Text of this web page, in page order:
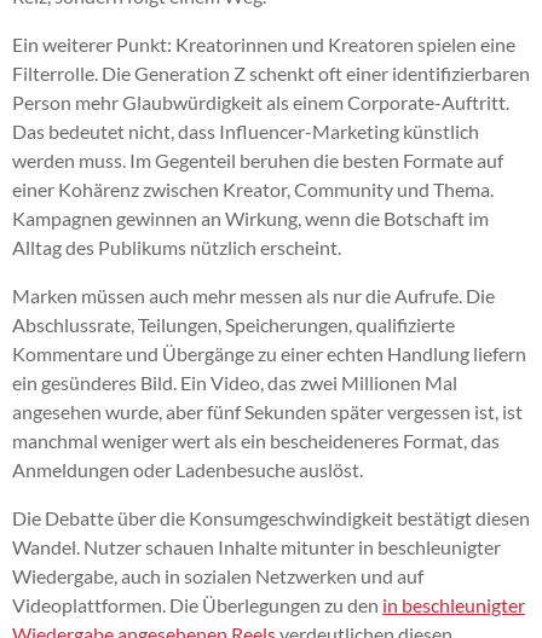
Ein weiterer Punkt: Kreatorinnen und Kreatoren spielen eine
Filterrolle. Die Generation Z schenkt oft einer identifizierbaren
Person mehr Glaubwürdigkeit als einem Corporate-Auftritt.
Das bedeutet nicht, dass Influencer-Marketing künstlich
werden muss. Im Gegenteil beruhen die besten Formate auf
einer Kohärenz zwischen Kreator, Community und Thema.
Kampagnen gewinnen an Wirkung, wenn die Botschaft im
Alltag des Publikums nützlich erscheint.
Marken müssen auch mehr messen als nur die Aufrufe. Die
Abschlussrate, Teilungen, Speicherungen, qualifizierte
Kommentare und Übergänge zu einer echten Handlung liefern
ein gesünderes Bild. Ein Video, das zwei Millionen Mal
angesehen wurde, aber fünf Sekunden später vergessen ist, ist
manchmal weniger wert als ein bescheideneres Format, das
Anmeldungen oder Ladenbesuche auslöst.
Die Debatte über die Konsumgeschwindigkeit bestätigt diesen
Wandel. Nutzer schauen Inhalte mitunter in beschleunigter
Wiedergabe, auch in sozialen Netzwerken und auf
Videoplattformen. Die Überlegungen zu den in beschleunigter
Wiedergabe angesehenen Reelsverdeutlichen diesen